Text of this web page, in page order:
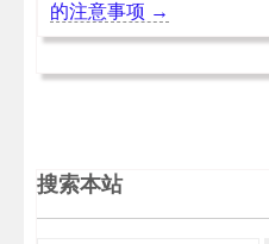
的注意事项 →
搜索本站